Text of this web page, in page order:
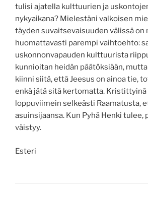
tulisi ajatella kulttuurien ja
nykyaikana? Mielestäni valkoisen
täyden suvaitsevaisuuden välissä on
huomattavasti parempi vaihtoehto:
uskonnonvapauden kulttuurista
kunnioitan heidän päätöksiään,
kiinni siitä, että Jeesus on ainoa tie,
enkä jätä sitä kertomatta. Kristittyinä
loppuviimein selkeästi Raamatusta,
asuinsijaansa. Kun Pyhä Henki tulee,
väistyy.
Esteri